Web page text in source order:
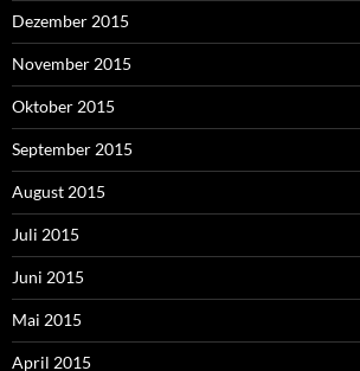
Dezember 2015
November 2015
Oktober 2015
September 2015
August 2015
Juli 2015
Juni 2015
Mai 2015
April 2015